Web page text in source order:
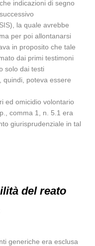
indicazioni di segno
la quale avrebbe
per poi allontanarsi
in proposito che tale
dai primi testimoni
solo dai testi
quindi, poteva essere
ed omicidio volontario
comma 1, n. 5.1 era
giurisprudenziale in tal
del reato
generiche era esclusa